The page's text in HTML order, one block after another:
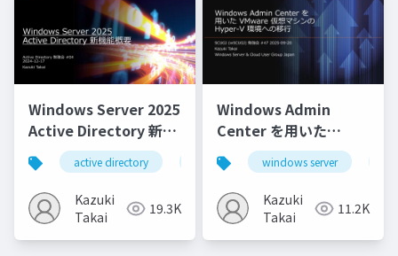
Windows Server 2025
Active Directory 新機
能概要 active directory adds windows server 2025
Kazuki
Takai
19.3K
Windows Admin
Center を用いた
VMware 仮想マシンの
Hyper-V 環境への移行
windows server
Kazuki
Takai
11.2K